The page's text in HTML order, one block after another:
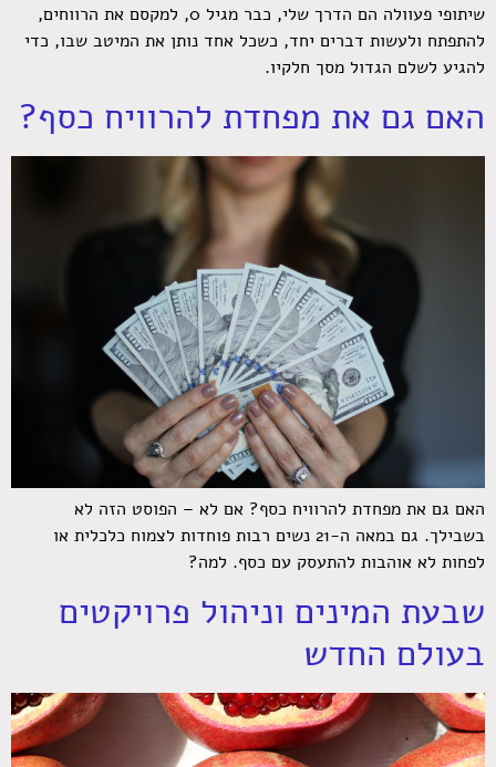
שיתופי פעוולה הם הדרך שלי, כבר מגיל 0, למקסם את הרווחים,
להתפתח ולעשות דברים יחד, כשכל אחד נותן את המיטב שבו, כדי
להגיע לשלם הגדול מסך חלקיו.
האם גם את מפחדת להרוויח כסף?
האם גם את מפחדת להרוויח כסף? אם לא – הפוסט הזה לא
בשבילך. גם במאה ה-21 נשים רבות פוחדות לצמוח כלכלית או
לפחות לא אוהבות להתעסק עם כסף. למה?
שבעת המינים וניהול פרויקטים
בעולם החדש